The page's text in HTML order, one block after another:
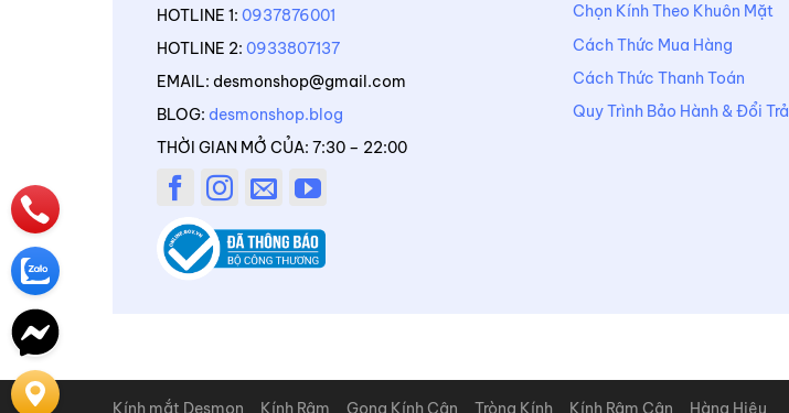
HOTLINE 1: 0937876001
HOTLINE 2: 0933807137
EMAIL: desmonshop@gmail.com
BLOG: desmonshop.blog
THỜI GIAN MỞ CỦA: 7:30 – 22:00
Chọn Kính Theo Khuôn Mặt
Cách Thức Mua Hàng
Cách Thức Thanh Toán
Quy Trình Bảo Hành & Đổi Trả
Kính mắt Desmon Kính Râm Gọng Kính Cận Tròng Kính Kính Râm Cận Hàng Hiệu